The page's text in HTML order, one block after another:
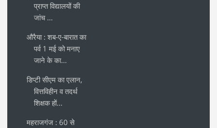
प्राप्त विद्यालयों की
जांच ...
औरैया : शब-ए-बारात का
पर्व 1 मई को मनाए
जाने के का...
डिप्टी सीएम का एलान,
वित्तविहीन व तदर्थ
शिक्षक हों...
महराजगंज : 60 से